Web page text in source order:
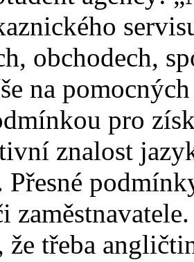
obchodech,
na
pro
znalost
zaměstnavatele.
že třeba